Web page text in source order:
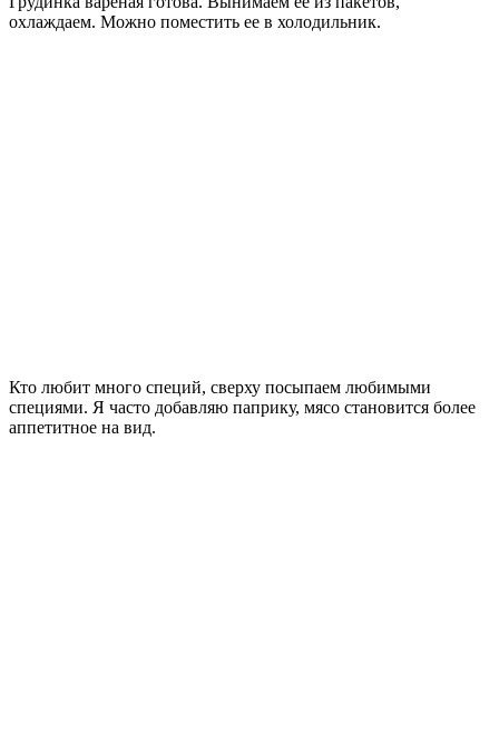
охлаждаем. Можно поместить ее в холодильник.
Кто любит много специй, сверху посыпаем любимыми
специями. Я часто добавляю паприку, мясо становится более
аппетитное на вид.